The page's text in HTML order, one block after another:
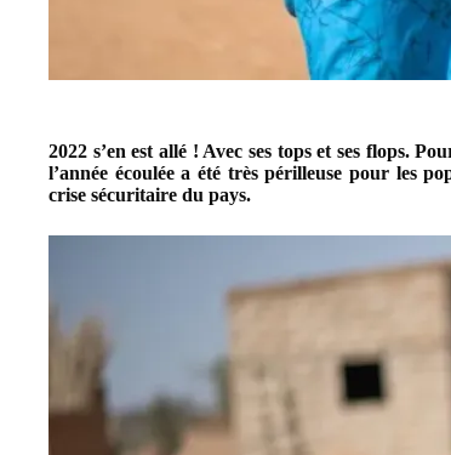
2022 s’en est allé ! Avec ses tops et ses flops.
l’année écoulée a été très périlleuse pour les
crise sécuritaire du pays.